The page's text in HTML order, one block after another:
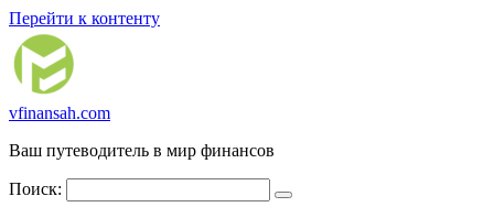
Перейти к контенту
vfinansah.com
Ваш путеводитель в мир финансов
Поиск: